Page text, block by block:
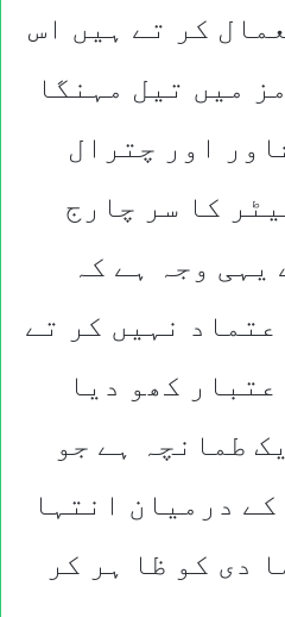
کر تے ہیں اس
میں تیل مہنگا
اور چترال
لیٹر کا سر چارج
یہی وجہ ہے کہ
نہیں کر تے
کھو دیا
ایک طمانچہ ہے جو
درمیان انتہا
دی کو ظا ہر کر